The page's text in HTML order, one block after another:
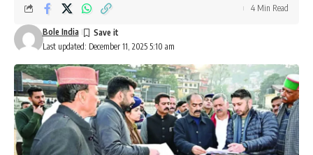
Last updated: December 11, 2025 5:10 am
Bole India
4 Min Read